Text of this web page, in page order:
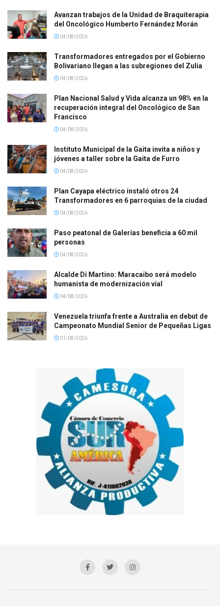
Avanzan trabajos de la Unidad de Braquiterapia
del Oncológico Humberto Fernández Morán
04/08/2026
Transformadores entregados por el Gobierno
Bolivariano llegan a las subregiones del Zulia
04/08/2026
Plan Nacional Salud y Vida alcanza un 98% en la
recuperación integral del Oncológico de San
Francisco
04/08/2026
Instituto Municipal de la Gaita invita a niños y
jóvenes a taller sobre la Gaita de Furro
04/08/2026
Plan Cayapa eléctrico instaló otros 24
Transformadores en 6 parroquias de la ciudad
04/08/2026
Paso peatonal de Galerías beneficia a 60 mil
personas
04/08/2026
Alcalde Di Martino: Maracaibo será modelo
humanista de modernización vial
04/08/2026
Venezuela triunfa frente a Australia en debut de
Campeonato Mundial Senior de Pequeñas Ligas
01/08/2026